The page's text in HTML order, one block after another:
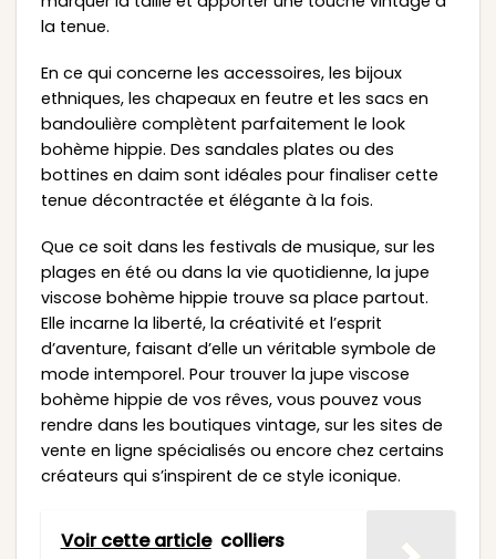
la tenue.
En ce qui concerne les accessoires, les bijoux
ethniques, les chapeaux en feutre et les sacs en
bandoulière complètent parfaitement le look
bohème hippie. Des sandales plates ou des
bottines en daim sont idéales pour finaliser cette
tenue décontractée et élégante à la fois.
Que ce soit dans les festivals de musique, sur les
plages en été ou dans la vie quotidienne, la jupe
viscose bohème hippie trouve sa place partout.
Elle incarne la liberté, la créativité et l’esprit
d’aventure, faisant d’elle un véritable symbole de
mode intemporel. Pour trouver la jupe viscose
bohème hippie de vos rêves, vous pouvez vous
rendre dans les boutiques vintage, sur les sites de
vente en ligne spécialisés ou encore chez certains
créateurs qui s’inspirent de ce style iconique.
Voir cette article colliers